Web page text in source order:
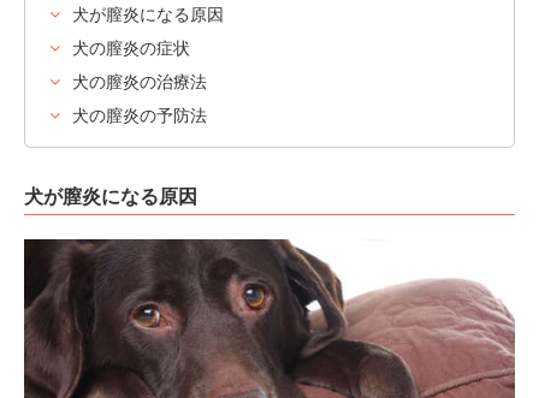
犬が膣炎になる原因
犬の膣炎の症状
犬の膣炎の治療法
犬の膣炎の予防法
犬が膣炎になる原因